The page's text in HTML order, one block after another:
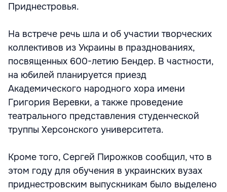
Приднестровья.
На встрече речь шла и об участии творческих
коллективов из Украины в празднованиях,
посвященных 600-летию Бендер. В частности,
на юбилей планируется приезд
Академического народного хора имени
Григория Веревки, а также проведение
театрального представления студенческой
труппы Херсонского университета.
Кроме того, Сергей Пирожков сообщил, что в
этом году для обучения в украинских вузах
приднестровским выпускникам было выделено